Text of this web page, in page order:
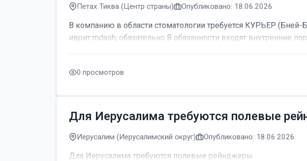
Петах Тиква (Центр страны) Опубликовано: 18.06.2026
В компанию в области стоматологии требуется КУРЬЕР (Бней-
иврит mdash; обязательно В обязанности входят внутренние
0 просмотров
Для Иерусалима требуются полевые
Иерусалим (Иерусалимский округ) Опубликовано: 18.06.2026
Для Иерусалима требуются полевые рейнджеры